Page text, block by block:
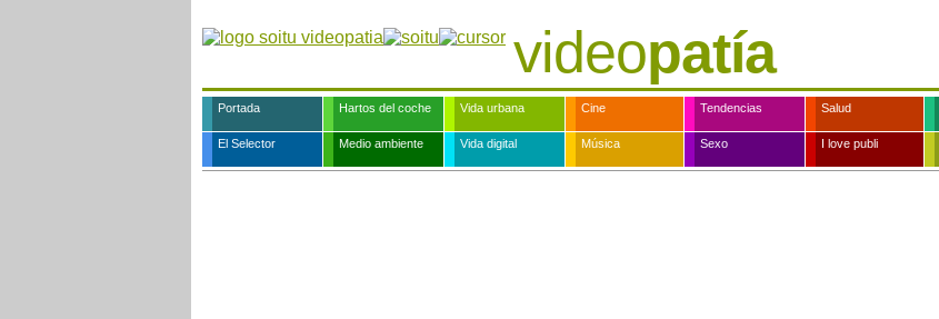
videopatía
Portada Hartos del coche Vida urbana Cine Tendencias Salud
El Selector Medio ambiente Vida digital Música Sexo I love publi